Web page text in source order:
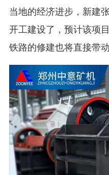
当地的经济进步，新建
开工建设了，预计该项
铁路的修建也将直接带